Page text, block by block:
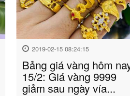
2019-02-15 08:24:15
Bảng giá vàng hôm
15/2: Giá vàng 9999
giảm sau ngày vía...